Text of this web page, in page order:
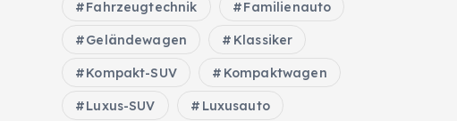
Fahrzeugtechnik Familienauto
Geländewagen Klassiker
Kompakt-SUV Kompaktwagen
Luxus-SUV Luxusauto